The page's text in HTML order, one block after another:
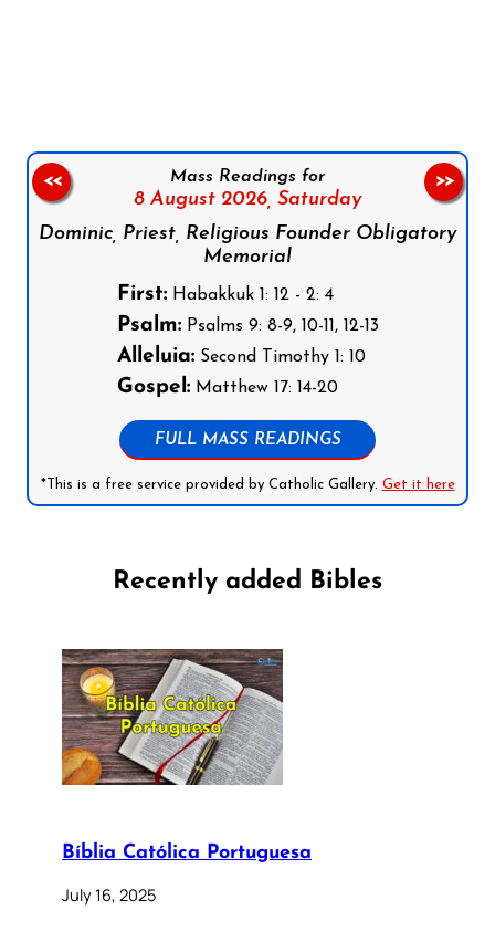
Mass Readings for
8 August 2026, Saturday
Dominic, Priest, Religious Founder Obligatory
Memorial
First:Habakkuk 1: 12 - 2: 4
Psalm:Psalms 9: 8-9, 10-11, 12-13
Alleluia:Second Timothy 1: 10
Gospel:Matthew 17: 14-20
FULL MASS READINGS
*This is a free service provided by Catholic Gallery. Get it here
<< >>
Recently added Bibles
Bíblia Católica Portuguesa
July 16, 2025